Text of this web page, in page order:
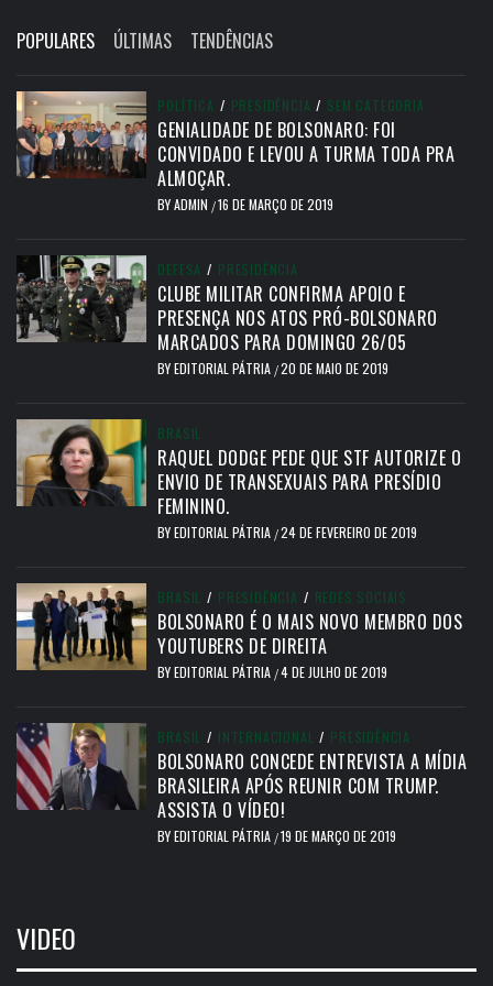
POPULARES ÚLTIMAS TENDÊNCIAS
POLÍTICA / PRESIDÊNCIA / SEM CATEGORIA
GENIALIDADE DE BOLSONARO: FOI
CONVIDADO E LEVOU A TURMA TODA PRA
ALMOÇAR.
BYADMIN /16 DE MARÇO DE 2019
DEFESA / PRESIDÊNCIA
CLUBE MILITAR CONFIRMA APOIO E
PRESENÇA NOS ATOS PRÓ-BOLSONARO
MARCADOS PARA DOMINGO 26/05
BYEDITORIAL PÁTRIA /20 DE MAIO DE 2019
BRASIL
RAQUEL DODGE PEDE QUE STF AUTORIZE O
ENVIO DE TRANSEXUAIS PARA PRESÍDIO
FEMININO.
BYEDITORIAL PÁTRIA /24 DE FEVEREIRO DE 2019
BRASIL / PRESIDÊNCIA / REDES SOCIAIS
BOLSONARO É O MAIS NOVO MEMBRO DOS
YOUTUBERS DE DIREITA
BYEDITORIAL PÁTRIA /4 DE JULHO DE 2019
BRASIL / INTERNACIONAL / PRESIDÊNCIA
BOLSONARO CONCEDE ENTREVISTA A MÍDIA
BRASILEIRA APÓS REUNIR COM TRUMP.
ASSISTA O VÍDEO!
BYEDITORIAL PÁTRIA /19 DE MARÇO DE 2019
VIDEO